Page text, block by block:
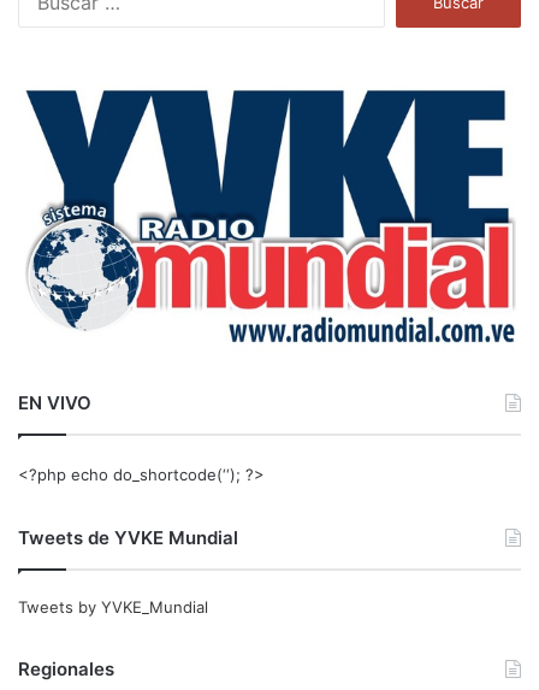
a
EN VIVO
<?php echo do_shortcode(‘‘); ?>
Tweets de YVKE Mundial
Tweets by YVKE_Mundial
Regionales